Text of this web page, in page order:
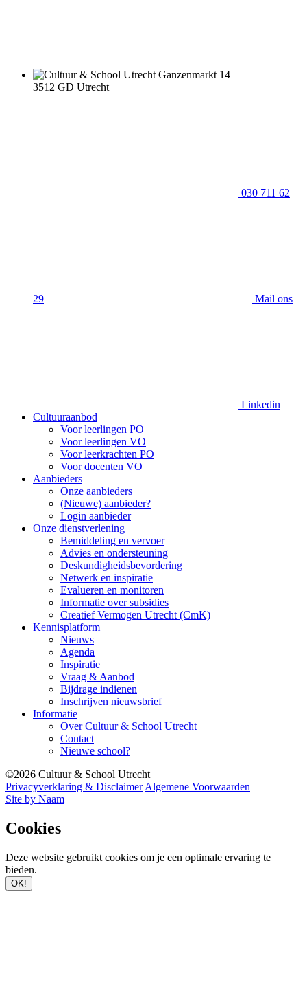
Ganzenmarkt 14
3512 GD Utrecht
030 711 62
29 Mail ons
Linkedin
Cultuuraanbod
Voor leerlingen PO
Voor leerlingen VO
Voor leerkrachten PO
Voor docenten VO
Aanbieders
Onze aanbieders
(Nieuwe) aanbieder?
Login aanbieder
Onze dienstverlening
Bemiddeling en vervoer
Advies en ondersteuning
Deskundigheidsbevordering
Netwerk en inspiratie
Evalueren en monitoren
Informatie over subsidies
Creatief Vermogen Utrecht (CmK)
Kennisplatform
Nieuws
Agenda
Inspiratie
Vraag & Aanbod
Bijdrage indienen
Inschrijven nieuwsbrief
Informatie
Over Cultuur & School Utrecht
Contact
Nieuwe school?
©2026 Cultuur & School Utrecht
Privacyverklaring & Disclaimer Algemene Voorwaarden
Site by Naam
Cookies
Deze website gebruikt cookies om je een optimale ervaring te
bieden.
OK!